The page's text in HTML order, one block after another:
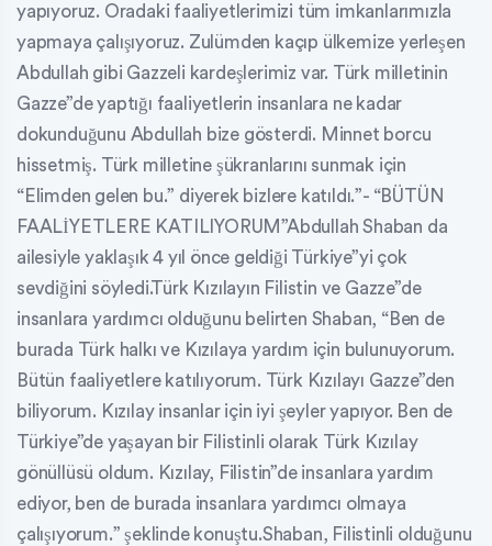
yapıyoruz. Oradaki faaliyetlerimizi tüm imkanlarımızla
yapmaya çalışıyoruz. Zulümden kaçıp ülkemize yerleşen
Abdullah gibi Gazzeli kardeşlerimiz var. Türk milletinin
Gazze”de yaptığı faaliyetlerin insanlara ne kadar
dokunduğunu Abdullah bize gösterdi. Minnet borcu
hissetmiş. Türk milletine şükranlarını sunmak için
“Elimden gelen bu.” diyerek bizlere katıldı.”- “BÜTÜN
FAALİYETLERE KATILIYORUM”Abdullah Shaban da
ailesiyle yaklaşık 4 yıl önce geldiği Türkiye”yi çok
sevdiğini söyledi.Türk Kızılayın Filistin ve Gazze”de
insanlara yardımcı olduğunu belirten Shaban, “Ben de
burada Türk halkı ve Kızılaya yardım için bulunuyorum.
Bütün faaliyetlere katılıyorum. Türk Kızılayı Gazze”den
biliyorum. Kızılay insanlar için iyi şeyler yapıyor. Ben de
Türkiye”de yaşayan bir Filistinli olarak Türk Kızılay
gönüllüsü oldum. Kızılay, Filistin”de insanlara yardım
ediyor, ben de burada insanlara yardımcı olmaya
çalışıyorum.” şeklinde konuştu.Shaban, Filistinli olduğunu